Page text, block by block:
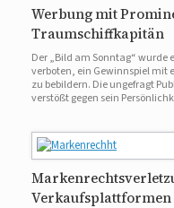
Werbung mit
Traumschiffkapitän
Der „Bild am Sonntag“ wurde
verboten, ein Gewinnspiel
zu bebildern. Die ungefragt
verstößt gegen sein
Verkaufsplattformen